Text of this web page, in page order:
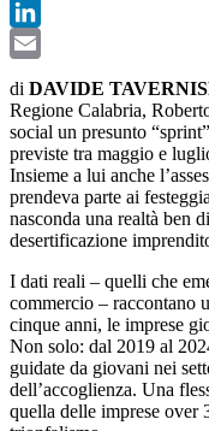
WhatsApp
LinkedIn
di DAVIDE
Regione Calabria,
social un presunto
previste tra maggio e
Insieme a lui anche
prendeva parte ai
nasconda una realtà ben
desertificazione
I dati reali – quelli che
commercio – raccontano
cinque anni, le imprese
Non solo: dal 2019 al
guidate da giovani nei
dell’accoglienza. Una
quella delle imprese over